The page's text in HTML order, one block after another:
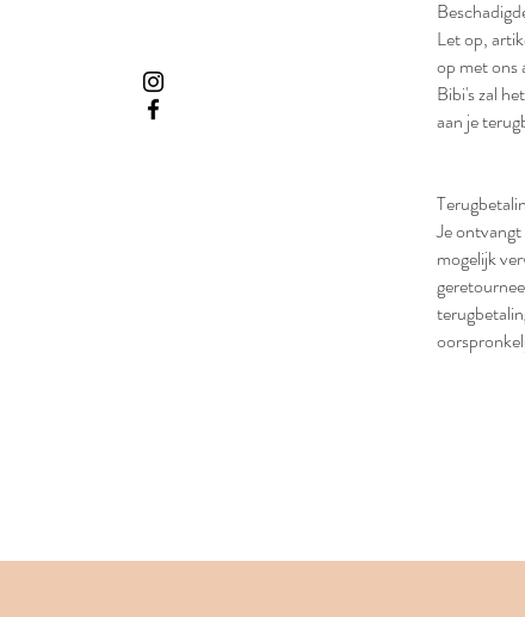
Let op,
op met ons
Bibi's zal
aan je
Je
mogelijk